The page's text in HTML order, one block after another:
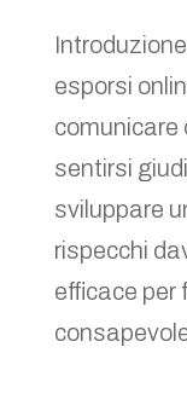
esporsi
comunicare
sentirsi
sviluppare
rispecchi
efficace per